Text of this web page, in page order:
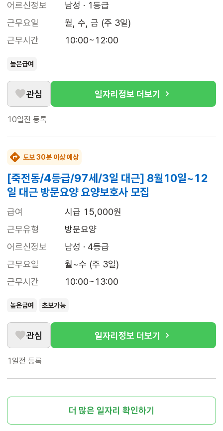
어르신정보
남성 · 1등급
근무요일
월, 수, 금 (주 3일)
근무시간
10:00~12:00
높은급여
관심 일자리정보 더보기
10일전 등록
도보 30분 이상 예상
[죽전동/4등급/97세/3일 대근] 8월10일~12
일 대근 방문요양 요양보호사 모집
급여
시급 15,000원
근무유형
방문요양
어르신정보
남성 · 4등급
근무요일
월~수 (주 3일)
근무시간
10:00~13:00
높은급여 초보가능
관심 일자리정보 더보기
1일전 등록
더 많은 일자리 확인하기